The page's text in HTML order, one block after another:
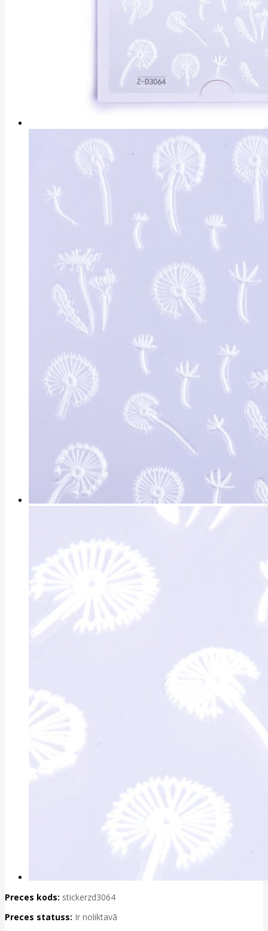
Preces kods: stickerzd3064
Preces statuss: Ir noliktavā